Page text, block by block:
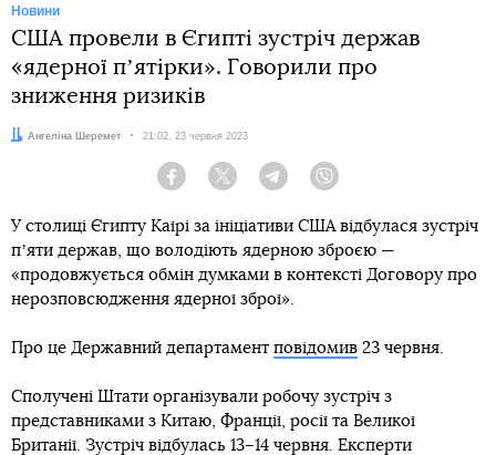
Новини
США провели в Єгипті зустріч держав
«ядерної пʼятірки». Говорили про
зниження ризиків
Автор:
Ангеліна Шеремет Дата:
21:02, 23 червня 2023
Facebook Twitter Telegram
У столиці Єгипту Каїрі за ініціативи США відбулася зустріч
пʼяти держав, що володіють ядерною зброєю —
«продовжується обмін думками в контексті Договору про
нерозповсюдження ядерної зброї».
Про це Державний департамент повідомив 23 червня.
Сполучені Штати організували робочу зустріч з
представниками з Китаю, Франції, росії та Великої
Британії. Зустріч відбулась 13–14 червня. Експерти